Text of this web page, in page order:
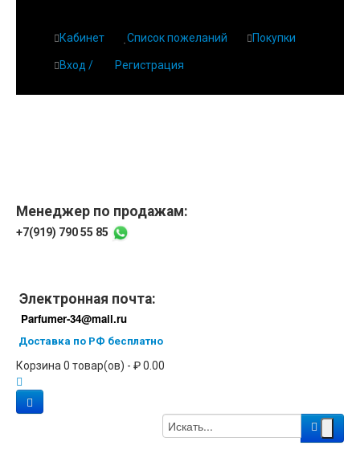
Кабинет Список пожеланий Покупки
Вход / Регистрация
Менеджер по продажам:
+7(919) 790 55 85
Электронная почта:
Parfumer-34@mail.ru
Доставка по РФ бесплатно
Корзина 0 товар(ов) - ₽ 0.00